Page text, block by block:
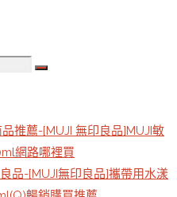
推薦-[MUJI 無印良品]MUJI敏
網路哪裡買
品-[MUJI無印良品]攜帶用水漾